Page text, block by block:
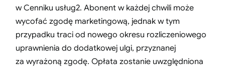
w Cenniku usług2. Abonent w każdej chwili może
wycofać zgodę marketingową, jednak w tym
przypadku traci od nowego okresu rozliczeniowego
uprawnienia do dodatkowej ulgi, przyznanej
za wyrażoną zgodę. Opłata zostanie uwzględniona